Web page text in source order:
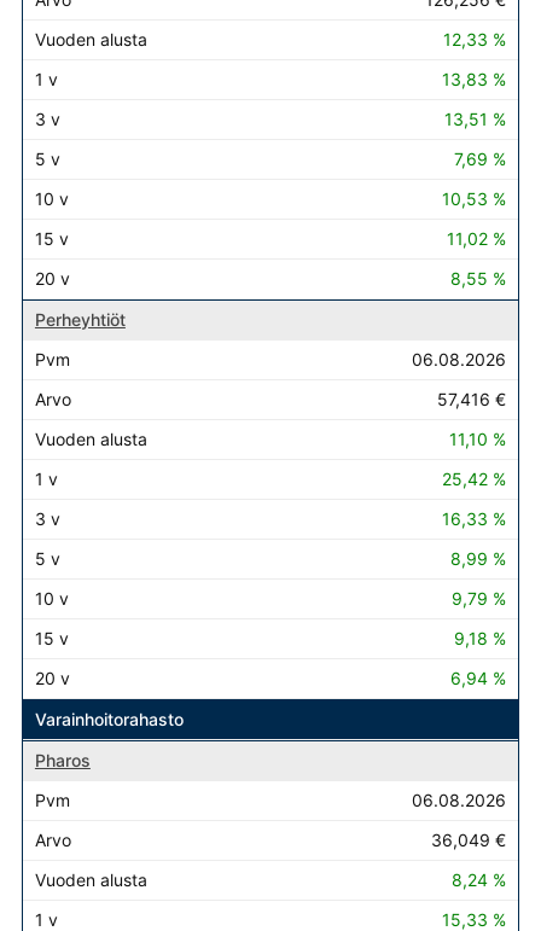
12,33 %
13,83 %
13,51 %
7,69 %
10,53 %
11,02 %
8,55 %
Perheyhtiöt
06.08.2026
57,416 €
11,10 %
25,42 %
16,33 %
8,99 %
9,79 %
9,18 %
6,94 %
Varainhoitorahasto
Pharos
06.08.2026
36,049 €
8,24 %
15,33 %